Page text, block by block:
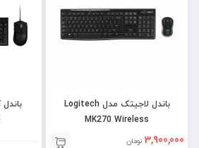
باندل لاجیتک مدل Logitech
MK270 Wireless
3,900,000 تومان